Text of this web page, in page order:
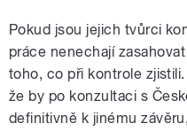
Pokud jsou jejich tvůrci
práce nenechají
toho, co při kontrole
že by po konzultaci s
definitivně k jinému